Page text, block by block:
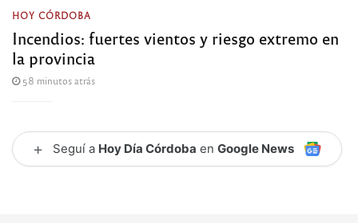
HOY CÓRDOBA
Incendios: fuertes vientos y riesgo extremo en
la provincia
58 minutos atrás
+ Seguí a Hoy Día Córdoba en Google News